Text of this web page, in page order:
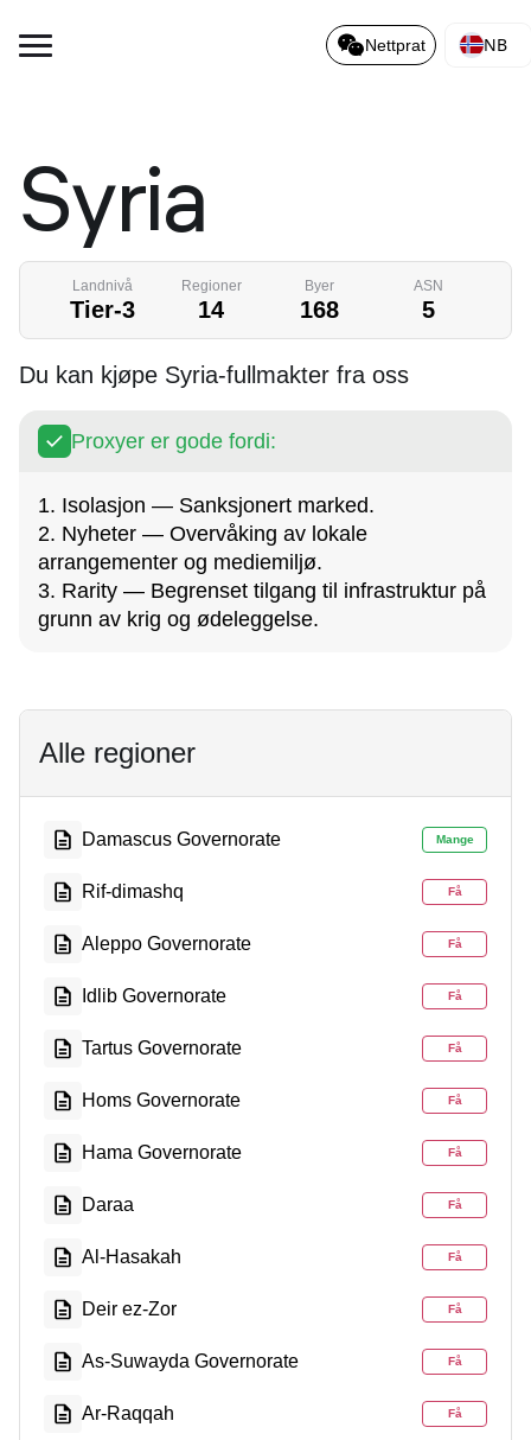
Nettprat NB
Syria
Landnivå
Tier-3
Regioner
14
Byer
168
ASN
5
Du kan kjøpe Syria-fullmakter fra oss
Proxyer er gode fordi:
1. Isolasjon — Sanksjonert marked.
2. Nyheter — Overvåking av lokale
arrangementer og mediemiljø.
3. Rarity — Begrenset tilgang til infrastruktur på
grunn av krig og ødeleggelse.
Alle regioner
Damascus Governorate Mange
Rif-dimashq Få
Aleppo Governorate Få
Idlib Governorate Få
Tartus Governorate Få
Homs Governorate Få
Hama Governorate Få
Daraa Få
Al-Hasakah Få
Deir ez-Zor Få
As-Suwayda Governorate Få
Ar-Raqqah Få